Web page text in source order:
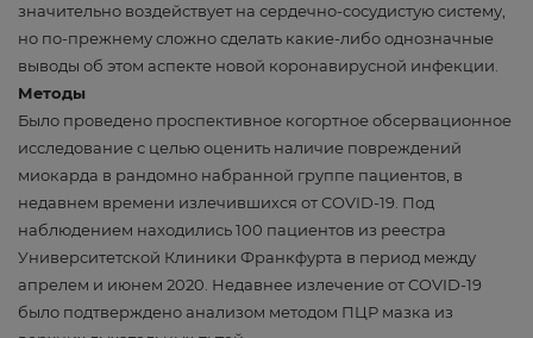
значительно воздействует на сердечно-сосудистую систему,
но по-прежнему сложно сделать какие-либо однозначные
выводы об этом аспекте новой коронавирусной инфекции.
Методы
Было проведено проспективное когортное обсервационное
исследование с целью оценить наличие повреждений
миокарда в рандомно набранной группе пациентов, в
недавнем времени излечившихся от COVID-19. Под
наблюдением находились 100 пациентов из реестра
Университетской Клиники Франкфурта в период между
апрелем и июнем 2020. Недавнее излечение от COVID-19
было подтверждено анализом методом ПЦР мазка из